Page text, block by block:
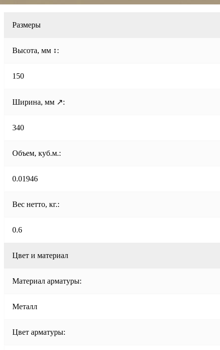
Размеры
Высота, мм ↕:
150
Ширина, мм ↗:
340
Объем, куб.м.:
0.01946
Вес нетто, кг.:
0.6
Цвет и материал
Материал арматуры:
Металл
Цвет арматуры: